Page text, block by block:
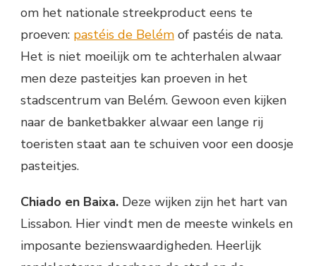
om het nationale streekproduct eens te
proeven: pastéis de Belém of pastéis de nata.
Het is niet moeilijk om te achterhalen alwaar
men deze pasteitjes kan proeven in het
stadscentrum van Belém. Gewoon even kijken
naar de banketbakker alwaar een lange rij
toeristen staat aan te schuiven voor een doosje
pasteitjes.
Chiado en Baixa. Deze wijken zijn het hart van
Lissabon. Hier vindt men de meeste winkels en
imposante bezienswaardigheden. Heerlijk